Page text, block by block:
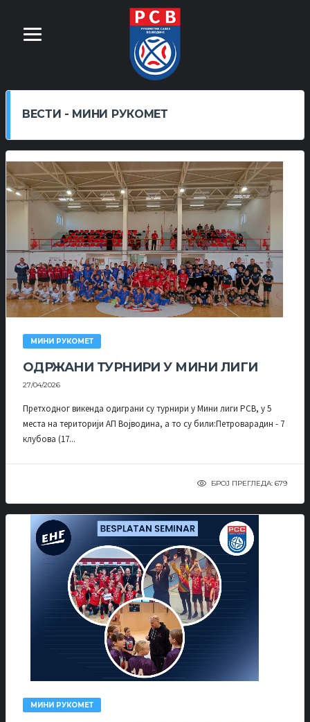
ВЕСТИ - МИНИ РУКОМЕТ
МИНИ РУКОМЕТ
ОДРЖАНИ ТУРНИРИ У МИНИ ЛИГИ
27/04/2026
Претходног викенда одиграни су турнири у Мини лиги РСВ, у 5
места на територији АП Војводина, а то су били:Петроварадин - 7
клубова (17...
БРОЈ ПРЕГЛЕДА: 679
МИНИ РУКОМЕТ